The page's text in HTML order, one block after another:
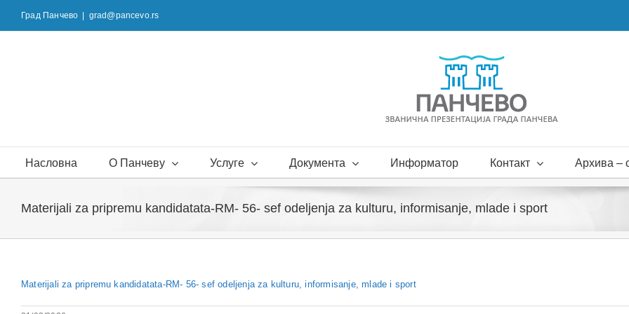
content
Град Панчево grad@pancevo.rs
Насловна О Панчеву Услуге Документа Информатор Контакт Архива –
Materijali za pripremu kandidatata-RM- 56- sef odeljenja za kulturu, informisanje, mlade i sport
Materijali za pripremu kandidatata-RM- 56- sef odeljenja za kulturu, informisanje, mlade i sport